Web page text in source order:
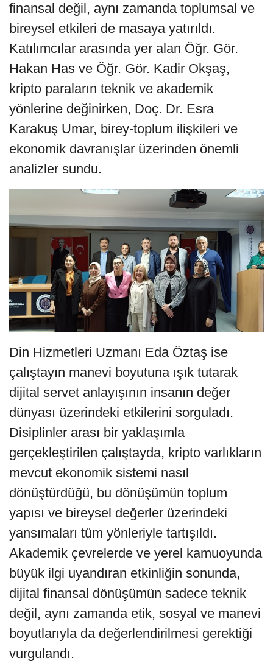
finansal değil, aynı zamanda toplumsal ve
bireysel etkileri de masaya yatırıldı.
Katılımcılar arasında yer alan Öğr. Gör.
Hakan Has ve Öğr. Gör. Kadir Okşaş,
kripto paraların teknik ve akademik
yönlerine değinirken, Doç. Dr. Esra
Karakuş Umar, birey-toplum ilişkileri ve
ekonomik davranışlar üzerinden önemli
analizler sundu.
Din Hizmetleri Uzmanı Eda Öztaş ise
çalıştayın manevi boyutuna ışık tutarak
dijital servet anlayışının insanın değer
dünyası üzerindeki etkilerini sorguladı.
Disiplinler arası bir yaklaşımla
gerçekleştirilen çalıştayda, kripto varlıkların
mevcut ekonomik sistemi nasıl
dönüştürdüğü, bu dönüşümün toplum
yapısı ve bireysel değerler üzerindeki
yansımaları tüm yönleriyle tartışıldı.
Akademik çevrelerde ve yerel kamuoyunda
büyük ilgi uyandıran etkinliğin sonunda,
dijital finansal dönüşümün sadece teknik
değil, aynı zamanda etik, sosyal ve manevi
boyutlarıyla da değerlendirilmesi gerektiği
vurgulandı.